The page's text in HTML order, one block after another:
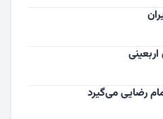
رضایی می‌گیرد